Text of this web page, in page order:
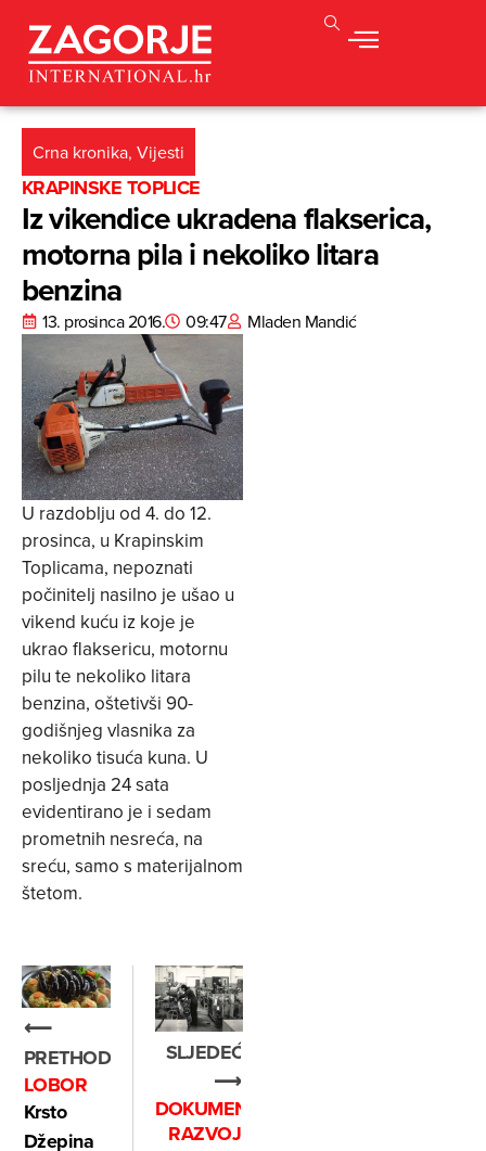
Crna kronika, Vijesti
KRAPINSKE TOPLICE
Iz vikendice ukradena flakserica,
motorna pila i nekoliko litara
benzina
13. prosinca 2016. 09:47 Mladen Mandić
U razdoblju od 4. do 12.
prosinca, u Krapinskim
Toplicama, nepoznati
počinitelj nasilno je ušao u
vikend kuću iz koje je
ukrao flaksericu, motornu
pilu te nekoliko litara
benzina, oštetivši 90-
godišnjeg vlasnika za
nekoliko tisuća kuna. U
posljednja 24 sata
evidentirano je i sedam
prometnih nesreća, na
sreću, samo s materijalnom
štetom.
⟵
PRETHODNO
LOBOR
Krsto
Džepina
SLJEDEĆE
⟶
DOKUMENTIRANI
RAZVOJ